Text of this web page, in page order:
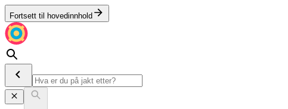
Fortsett til hovedinnhold